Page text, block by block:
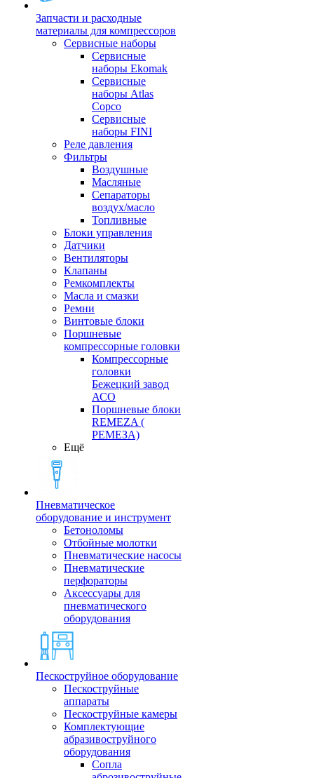
Запчасти и расходные
материалы для компрессоров
Cервисные наборы
Сервисные
наборы Ekomak
Cервисные
наборы Atlas
Copco
Сервисные
наборы FINI
Реле давления
Фильтры
Воздушные
Масляные
Сепараторы
воздух/масло
Топливные
Блоки управления
Датчики
Вентиляторы
Клапаны
Ремкомплекты
Масла и смазки
Ремни
Винтовые блоки
Поршневые
компрессорные головки
Компрессорные
головки
Бежецкий завод
АСО
Поршневые блоки
REMEZA (
РЕМЕЗА)
Ещё
Пневматическое
оборудование и инструмент
Бетоноломы
Отбойные молотки
Пневматические насосы
Пневматические
перфораторы
Аксессуары для
пневматического
оборудования
Пескоструйное оборудование
Пескоструйные
аппараты
Пескоструйные камеры
Комплектующие
абразивоструйного
оборудования
Сопла